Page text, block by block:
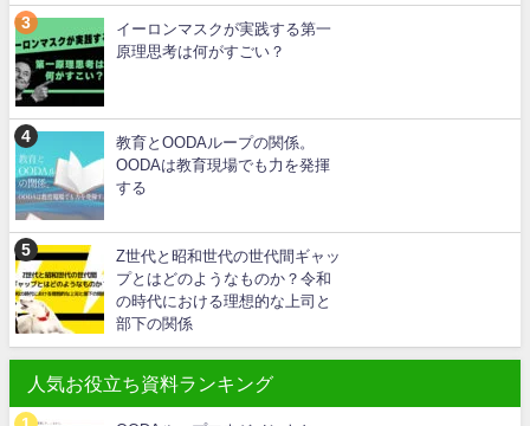
イーロンマスクが実践する第一
原理思考は何がすごい？
教育とOODAループの関係。
OODAは教育現場でも力を発揮
する
Z世代と昭和世代の世代間ギャッ
プとはどのようなものか？令和
の時代における理想的な上司と
部下の関係
人気お役立ち資料ランキング